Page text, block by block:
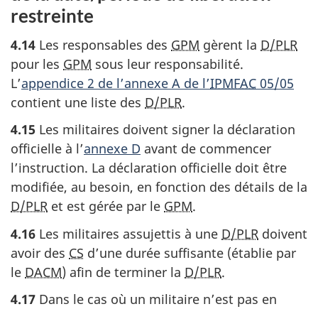
restreinte
4.14 Les responsables des GPM gèrent la D/PLR
pour les GPM sous leur responsabilité.
L’appendice 2 de l’annexe A de l’IPMFAC 05/05
contient une liste des D/PLR.
4.15 Les militaires doivent signer la déclaration
officielle à l’annexe D avant de commencer
l’instruction. La déclaration officielle doit être
modifiée, au besoin, en fonction des détails de la
D/PLR et est gérée par le GPM.
4.16 Les militaires assujettis à une D/PLR doivent
avoir des CS d’une durée suffisante (établie par
le DACM) afin de terminer la D/PLR.
4.17 Dans le cas où un militaire n’est pas en